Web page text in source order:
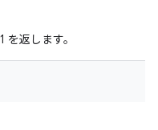
返します。